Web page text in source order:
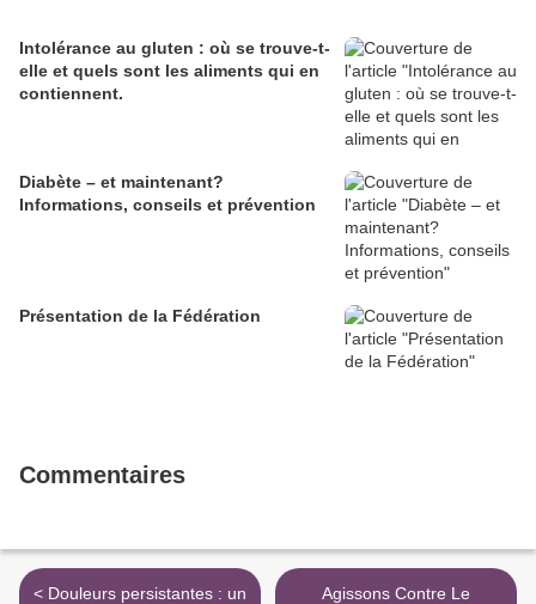
Intolérance au gluten : où se trouve-t-
elle et quels sont les aliments qui en
contiennent.
Diabète – et maintenant?
Informations, conseils et prévention
Présentation de la Fédération
Commentaires
< Douleurs persistantes : un
Agissons Contre Le